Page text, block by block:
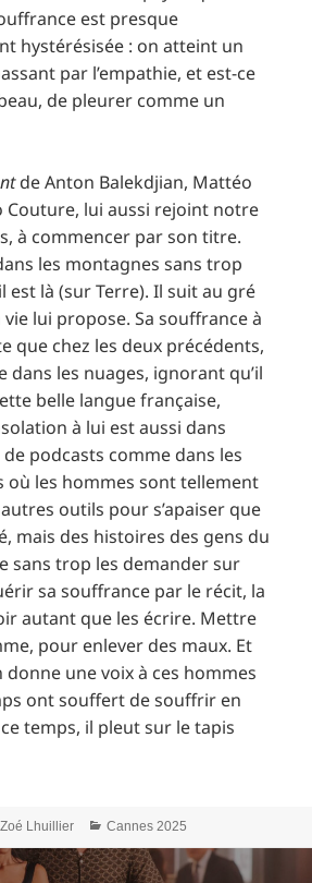
est presque
hystérésisée : on atteint un
par l’empathie, et est-ce
de pleurer comme un
de Anton Balekdjian, Mattéo
Couture, lui aussi rejoint notre
à commencer par son titre.
les montagnes sans trop
est là (sur Terre). Il suit au gré
lui propose. Sa souffrance à
que chez les deux précédents,
dans les nuages, ignorant qu’il
belle langue française,
à lui est aussi dans
de podcasts comme dans les
où les hommes sont tellement
outils pour s’apaiser que
mais des histoires des gens du
sans trop les demander sur
sa souffrance par le récit, la
autant que les écrire. Mettre
pour enlever des maux. Et
une voix à ces hommes
ont souffert de souffrir en
temps, il pleut sur le tapis
Auteur
Zoé Lhuillier Catégories
Cannes 2025